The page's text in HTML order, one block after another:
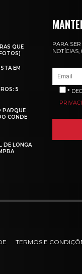
QUE
EM
5
PARQUE
CONDE
DE LONGA
PARA
NOTÍCIAS,
*
TERMOS E